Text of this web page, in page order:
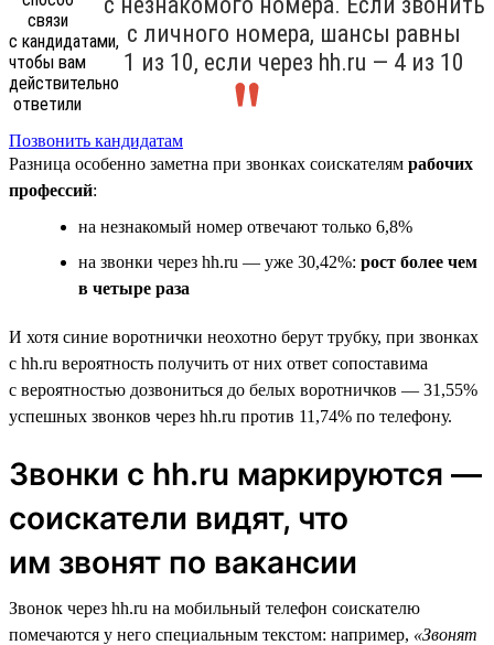
с личного номера, шансы равны
1 из 10, если через hh.ru — 4 из 10
Позвонить кандидатам
Разница особенно заметна при звонках соискателям рабочих
профессий:
на незнакомый номер отвечают только 6,8%
на звонки через hh.ru — уже 30,42%: рост более чем
в четыре раза
И хотя синие воротнички неохотно берут трубку, при звонках
с hh.ru вероятность получить от них ответ сопоставима
с вероятностью дозвониться до белых воротничков — 31,55%
успешных звонков через hh.ru против 11,74% по телефону.
Звонки с hh.ru маркируются —
соискатели видят, что
им звонят по вакансии
Звонок через hh.ru на мобильный телефон соискателю
помечаются у него специальным текстом: например, «Звонят